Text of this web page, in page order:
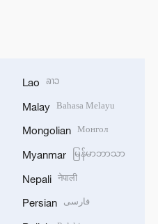
Lao ລາວ
Malay Bahasa Melayu
Mongolian Монгол
Myanmar မြန်မာဘာသာ
Nepali नेपाली
Persian فارسی